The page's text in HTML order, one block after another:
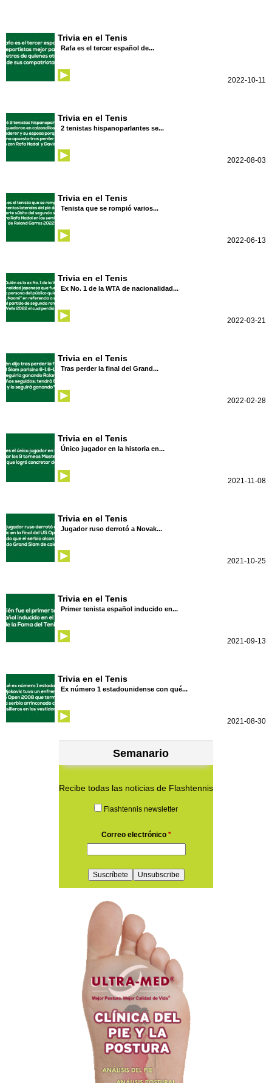
Trivia en el Tenis
Rafa es el tercer español de...
2022-10-11
Trivia en el Tenis
2 tenistas hispanoparlantes se...
2022-08-03
Trivia en el Tenis
Tenista que se rompió varios...
2022-06-13
Trivia en el Tenis
Ex No. 1 de la WTA de nacionalidad...
2022-03-21
Trivia en el Tenis
Tras perder la final del Grand...
2022-02-28
Trivia en el Tenis
Único jugador en la historia en...
2021-11-08
Trivia en el Tenis
Jugador ruso derrotó a Novak...
2021-10-25
Trivia en el Tenis
Primer tenista español inducido en...
2021-09-13
Trivia en el Tenis
Ex número 1 estadounidense con qué...
2021-08-30
Semanario
Recibe todas las noticias de Flashtennis
Flashtennis newsletter
Correo electrónico *